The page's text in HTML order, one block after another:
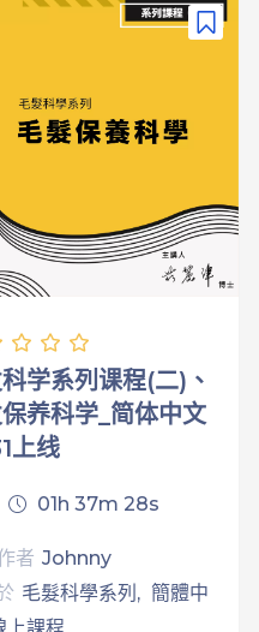
学系列课程(二)、
养科学_简体中文
上线
01h 37m 28s
者 Johnny
毛髮科學系列
簡體中
上課程